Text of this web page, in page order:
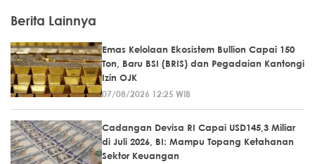
Berita Lainnya
Emas Kelolaan Ekosistem Bullion Capai 150
Ton, Baru BSI (BRIS) dan Pegadaian Kantongi
Izin OJK
07/08/2026 12:25 WIB
Cadangan Devisa RI Capai USD145,3 Miliar
di Juli 2026, BI: Mampu Topang Ketahanan
Sektor Keuangan